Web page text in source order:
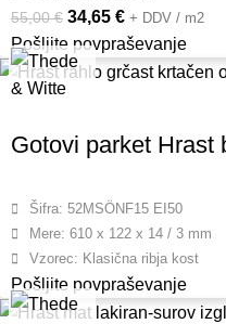
55,00€ 34,65 € + DDV / m2
Pošljite povpraševanje
Gotovi parket Hrast
Šifra: 52MSÖNF15 EI50
Mere: 610 x 122 x 14 / 3 mm
Vzorec: Klasična ribja kost
Pošljite povpraševanje